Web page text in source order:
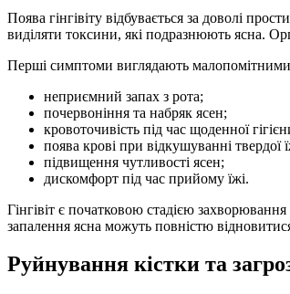
Поява гінгівіту відбувається за доволі
виділяти токсини, які подразнюють ясна.
Перші симптоми виглядають
неприємний запах з рота;
почервоніння та набряк ясен;
кровоточивість під час щоденної
поява крові при відкушуванні твердої
підвищення чутливості ясен;
дискомфорт під час прийому їжі.
Гінгівіт є початковою стадією
запалення ясна можуть повністю
Руйнування кістки та